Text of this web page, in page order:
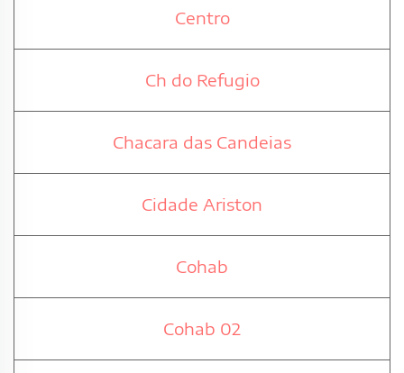
Centro
Ch do Refugio
Chacara das Candeias
Cidade Ariston
Cohab
Cohab 02